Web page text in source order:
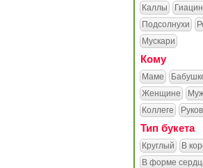
Каллы
Подсолнухи
Мускари
Кому
Маме
Женщине
Коллеге
Тип букета
Круглый В
В форме